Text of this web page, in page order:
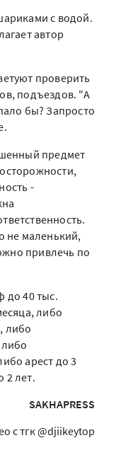
с водой.
автор
проверить
подъездов. "А
бы? Запросто
предмет
-
не маленький,
привлечь по
до 40 тыс.
либо
либо
арест до 3
2 лет.
SAKHAPRESS
с тгк @djiikeytop